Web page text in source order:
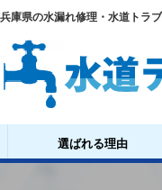
兵庫県の水漏れ修理・水道トラ
選ばれる理由